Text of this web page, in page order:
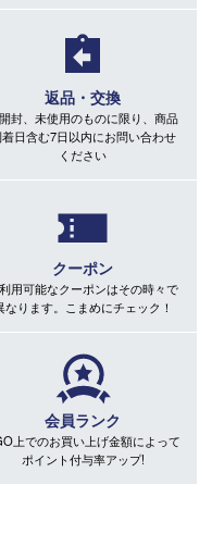
返品・交換
封、未使用のものに限り、商品
日含む7日以内にお問い合わせ
ください
クーポン
用可能なクーポンはその時々で
なります。こまめにチェック！
会員ランク
上でのお買い上げ金額によって
ポイント付与率アップ!